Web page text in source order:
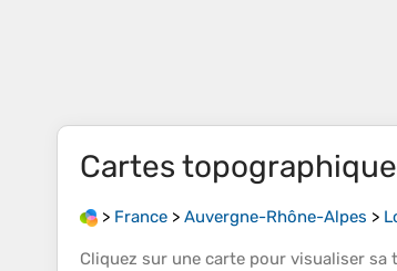
Cartes
> France > Auvergne-Rhône-Alpes >
Cliquez sur une carte pour visualiser sa